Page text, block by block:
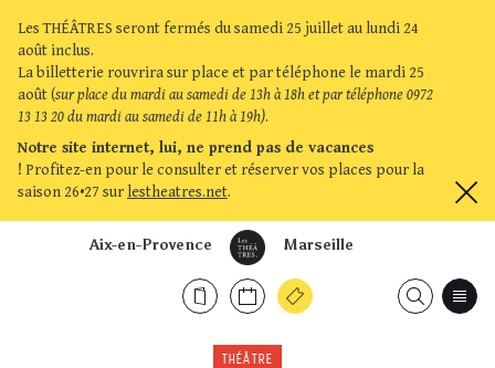
Les THÉÂTRES seront fermés du samedi 25 juillet au lundi 24
août inclus.
La billetterie rouvrira sur place et par téléphone le mardi 25
août (sur place du mardi au samedi de 13h à 18h et par téléphone 0972
13 13 20 du mardi au samedi de 11h à 19h).
Notre site internet, lui, ne prend pas de vacances
! Profitez-en pour le consulter et réserver vos places pour la
saison 26•27 sur lestheatres.net.
Marseille
Aix-en-Provence
THÉÂTRE